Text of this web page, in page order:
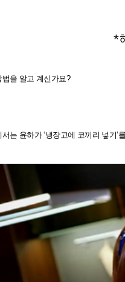
*
을 알고 계신가요?
는 윤하가 ‘냉장고에 코끼리 넣기’